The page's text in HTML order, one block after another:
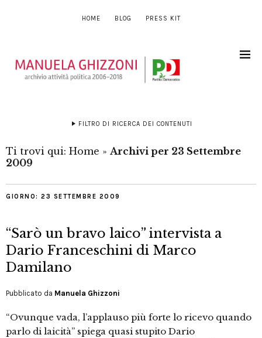
HOME BLOG PRESS KIT
FILTRO DI RICERCA DEI CONTENUTI
Ti trovi qui: Home » Archivi per 23 Settembre
2009
GIORNO: 23 SETTEMBRE 2009
“Sarò un bravo laico” intervista a
Dario Franceschini di Marco
Damilano
Pubblicato da Manuela Ghizzoni
“Ovunque vada, l’applauso più forte lo ricevo quando
parlo di laicità” spiega quasi stupito Dario